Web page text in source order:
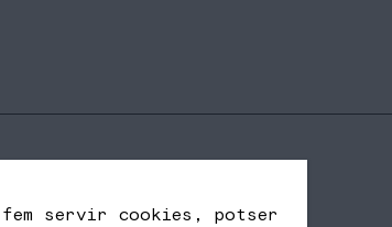
fem servir cookies, potser